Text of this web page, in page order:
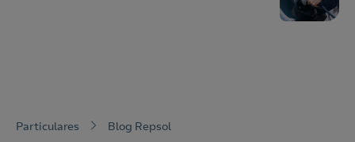
Particulares Blog Repsol